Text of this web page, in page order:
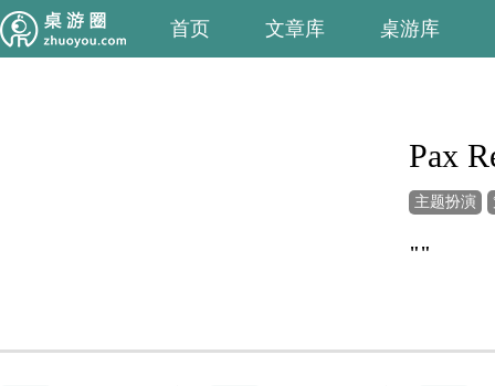
首页 文章库 桌游库
Pax
主题扮演
""